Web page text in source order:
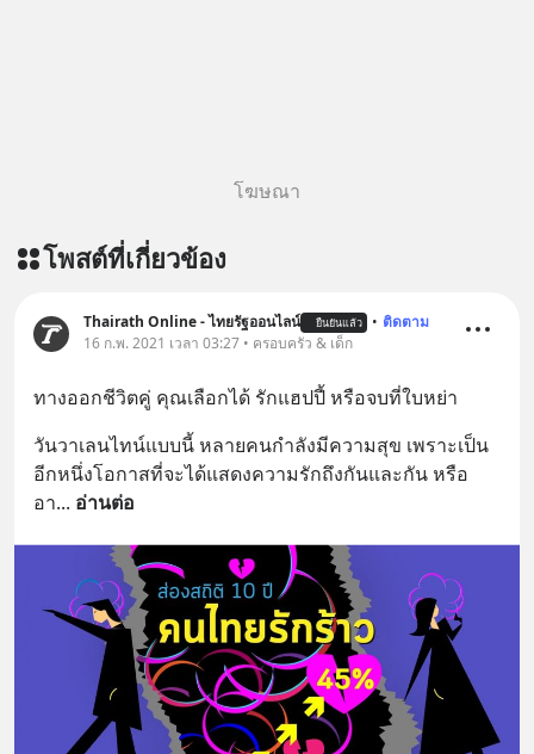
เครียด หลับยาก ผมอยากแนะนำ
บรรเทาความเครียด ลดความวิตกกังวล
หลับมีประสิทธิภาพมากยิ่งขึ้น 📍 สนใจ
สั่งซื้อสินค้า Diip CBD 💬 LINE :
https://lin.ee/U91Fzyz
โฆษณา
โพสต์ที่เกี่ยวข้อง
Thairath Online - ไทยรัฐออนไลน์ ยืนยันแล้ว • ติดตาม
16 ก.พ. 2021 เวลา 03:27 • ครอบครัว & เด็ก
ทางออกชีวิตคู่ คุณเลือกได้ รักแฮปปี้ หรือจบที่ใบหย่า
วันวาเลนไทน์แบบนี้ หลายคนกำลังมีความสุข เพราะเป็น
อีกหนึ่งโอกาสที่จะได้แสดงความรักถึงกันและกัน หรือ
อา... อ่านต่อ